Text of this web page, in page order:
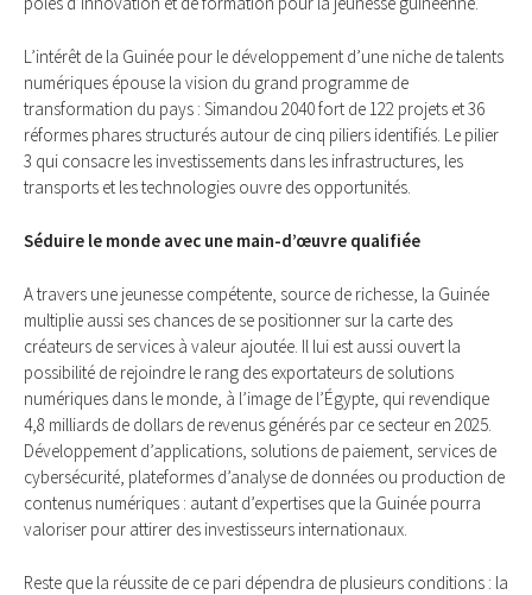
L’intérêt de la Guinée pour le développement d’une niche de talents
numériques épouse la vision du grand programme de
transformation du pays : Simandou 2040 fort de 122 projets et 36
réformes phares structurés autour de cinq piliers identifiés. Le pilier
3 qui consacre les investissements dans les infrastructures, les
transports et les technologies ouvre des opportunités.
Séduire le monde avec une main-d’œuvre qualifiée
A travers une jeunesse compétente, source de richesse, la Guinée
multiplie aussi ses chances de se positionner sur la carte des
créateurs de services à valeur ajoutée. Il lui est aussi ouvert la
possibilité de rejoindre le rang des exportateurs de solutions
numériques dans le monde, à l’image de l’Égypte, qui revendique
4,8 milliards de dollars de revenus générés par ce secteur en 2025.
Développement d’applications, solutions de paiement, services de
cybersécurité, plateformes d’analyse de données ou production de
contenus numériques : autant d’expertises que la Guinée pourra
valoriser pour attirer des investisseurs internationaux.
Reste que la réussite de ce pari dépendra de plusieurs conditions : la